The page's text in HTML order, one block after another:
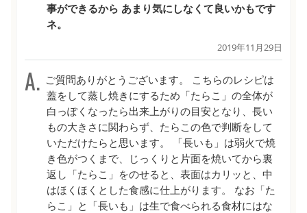
事ができるから あまり気にしなくて良いかもです
ネ。
2019年11月29日
ご質問ありがとうございます。 こちらのレシピは
蓋をして蒸し焼きにするため「たらこ」の全体が
白っぽくなったら出来上がりの目安となり、長い
もの大きさに関わらず、たらこの色で判断をして
いただけたらと思います。 「長いも」は弱火で焼
き色がつくまで、じっくりと片面を焼いてから裏
返し「たらこ」をのせると、表面はカリッと、中
はほくほくとした食感に仕上がります。 なお「た
らこ」と「長いも」は生で食べられる食材にはな